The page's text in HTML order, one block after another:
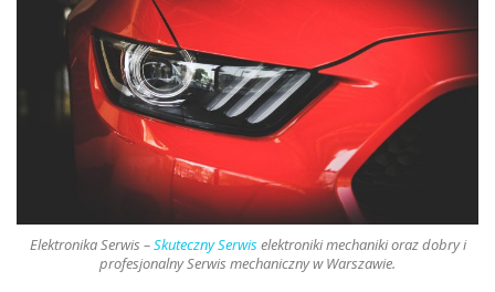
Elektronika Serwis –Skuteczny Serwiselektroniki mechaniki oraz dobry i
profesjonalny Serwis mechaniczny w Warszawie.